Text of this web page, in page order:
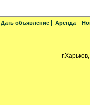
Дать объявление Аренда